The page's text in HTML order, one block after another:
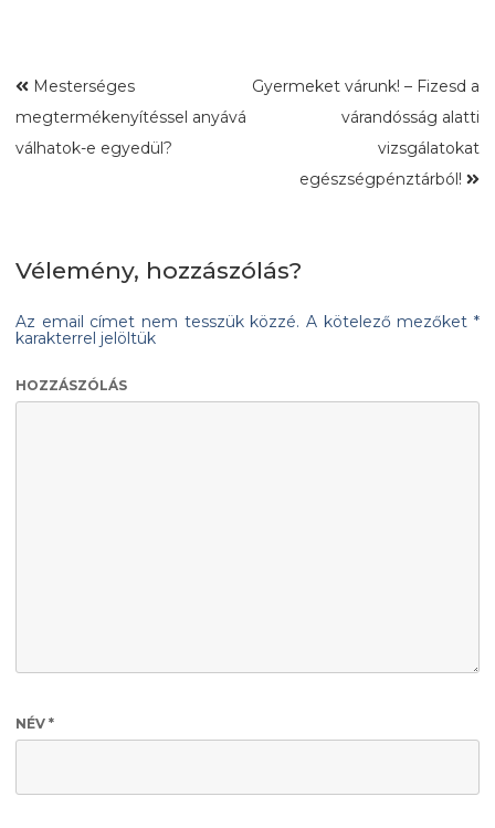
Mesterséges
megtermékenyítéssel anyává
válhatok-e egyedül?
Gyermeket várunk! – Fizesd a
várandósság alatti
vizsgálatokat
egészségpénztárból!
Vélemény, hozzászólás?
Az email címet nem tesszük közzé. A kötelező mezőket*
karakterrel jelöltük
HOZZÁSZÓLÁS
NÉV *